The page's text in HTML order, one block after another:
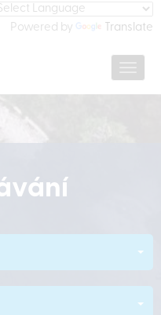
Powered by Translate